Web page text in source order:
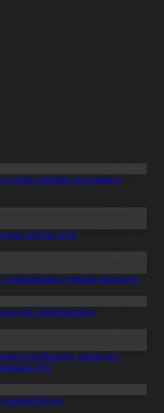
үшін терапевт жолдамасы
зерттеп жүр
турнирі басталды
тізімі бекітілді
тағайындау жөніндегі
өтті